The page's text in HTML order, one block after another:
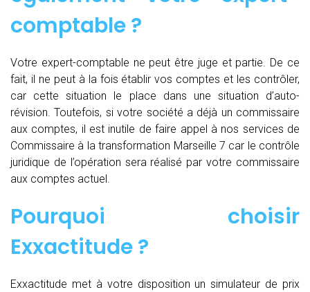
comptable ?
Votre expert-comptable ne peut être juge et partie. De ce
fait, il ne peut à la fois établir vos comptes et les contrôler,
car cette situation le place dans une situation d’auto-
révision. Toutefois, si votre société a déjà un commissaire
aux comptes, il est inutile de faire appel à nos services de
Commissaire à la transformation Marseille 7 car le contrôle
juridique de l’opération sera réalisé par votre commissaire
aux comptes actuel.
Pourquoi choisir
Exxactitude?
Exxactitude met à votre disposition un simulateur de prix